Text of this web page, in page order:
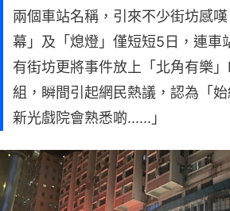
兩個車站名稱，引來不少街坊感
幕」及「熄燈」僅短短5日，連車
有街坊更將事件放上「北角有樂
組，瞬間引起網民熱議，認為「
新光戲院會熟悉啲......」